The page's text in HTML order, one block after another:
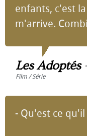
enfants, c'est
m'arrive.
Les Adoptés
Film / Série
- Qu'est ce